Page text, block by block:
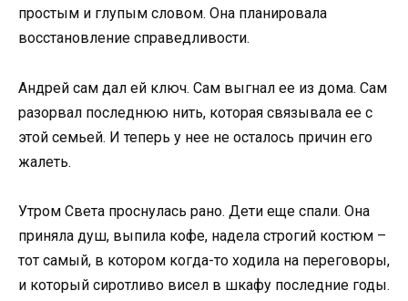
простым и глупым словом. Она планировала
восстановление справедливости.
Андрей сам дал ей ключ. Сам выгнал ее из дома. Сам
разорвал последнюю нить, которая связывала ее с
этой семьей. И теперь у нее не осталось причин его
жалеть.
Утром Света проснулась рано. Дети еще спали. Она
приняла душ, выпила кофе, надела строгий костюм –
тот самый, в котором когда-то ходила на переговоры,
и который сиротливо висел в шкафу последние годы.